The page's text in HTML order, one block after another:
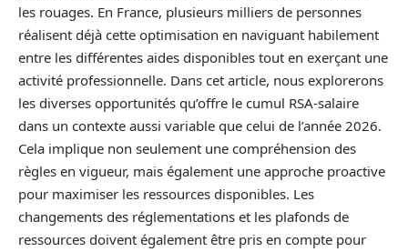
les rouages. En France, plusieurs milliers de personnes
réalisent déjà cette optimisation en naviguant habilement
entre les différentes aides disponibles tout en exerçant une
activité professionnelle. Dans cet article, nous explorerons
les diverses opportunités qu’offre le cumul RSA-salaire
dans un contexte aussi variable que celui de l’année 2026.
Cela implique non seulement une compréhension des
règles en vigueur, mais également une approche proactive
pour maximiser les ressources disponibles. Les
changements des réglementations et les plafonds de
ressources doivent également être pris en compte pour